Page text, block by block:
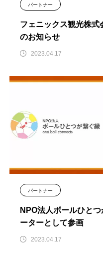
パートナー
フェニックス観光株式
のお知らせ
2023.04.17
パートナー
NPO法人ボールひと
ーターとして参画
2023.04.17